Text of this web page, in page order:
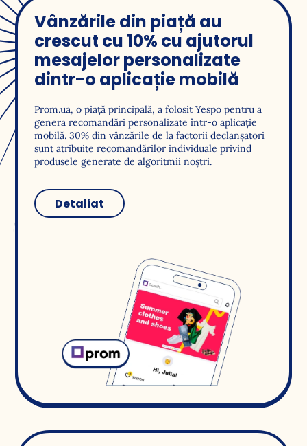
Vânzările din piață au
crescut cu 10% cu ajutorul
mesajelor personalizate
dintr-o aplicație mobilă
Prom.ua, o piaţă principală, a folosit Yespo pentru a
genera recomandări personalizate într-o aplicaţie
mobilă. 30% din vânzările de la factorii declanșatori
sunt atribuite recomandărilor individuale privind
produsele generate de algoritmii noștri.
Detaliat